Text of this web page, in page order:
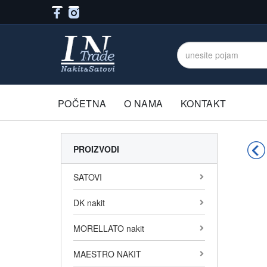
POČETNA O NAMA KONTAKT
PROIZVODI
SATOVI
DK nakit
MORELLATO nakit
MAESTRO NAKIT